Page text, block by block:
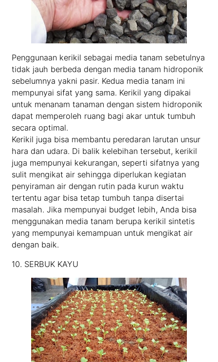
Penggunaan kerikil sebagai media tanam sebetulnya
tidak jauh berbeda dengan media tanam hidroponik
sebelumnya yakni pasir. Kedua media tanam ini
mempunyai sifat yang sama. Kerikil yang dipakai
untuk menanam tanaman dengan sistem hidroponik
dapat memperoleh ruang bagi akar untuk tumbuh
secara optimal.
Kerikil juga bisa membantu peredaran larutan unsur
hara dan udara. Di balik kelebihan tersebut, kerikil
juga mempunyai kekurangan, seperti sifatnya yang
sulit mengikat air sehingga diperlukan kegiatan
penyiraman air dengan rutin pada kurun waktu
tertentu agar bisa tetap tumbuh tanpa disertai
masalah. Jika mempunyai budget lebih, Anda bisa
menggunakan media tanam berupa kerikil sintetis
yang mempunyai kemampuan untuk mengikat air
dengan baik.
10. SERBUK KAYU